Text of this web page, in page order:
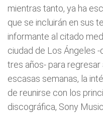
mientras tanto, ya ha
que se incluirán en sus
informante al citado
ciudad de Los Ángeles
tres años- para
escasas semanas, la
de reunirse con los
discográfica, Sony